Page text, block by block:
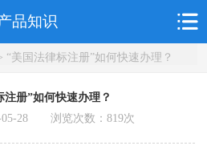
品知识
“美国法律标注册”如何快速办理？
注册”如何快速办理？
05-28 浏览次数：819次